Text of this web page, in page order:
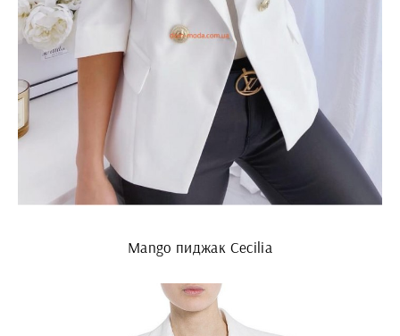
Mango пиджак Cecilia